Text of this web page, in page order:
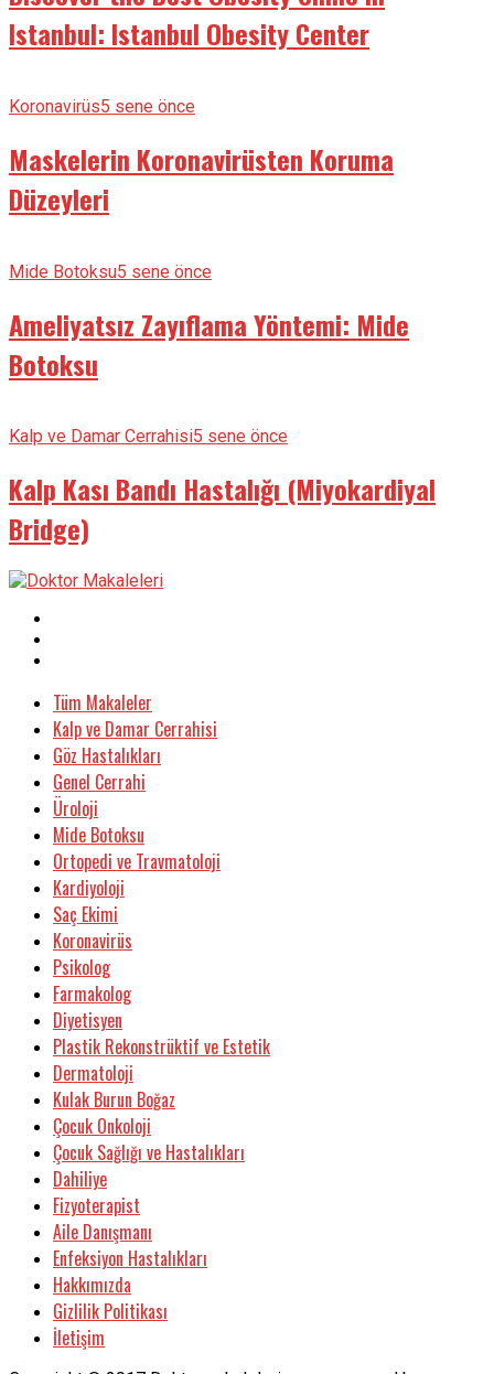
Istanbul: Istanbul Obesity Center
Koronavirüs5 sene önce
Maskelerin Koronavirüsten Koruma
Düzeyleri
Mide Botoksu5 sene önce
Ameliyatsız Zayıflama Yöntemi: Mide
Botoksu
Kalp ve Damar Cerrahisi5 sene önce
Kalp Kası Bandı Hastalığı (Miyokardiyal
Bridge)
Tüm Makaleler
Kalp ve Damar Cerrahisi
Göz Hastalıkları
Genel Cerrahi
Üroloji
Mide Botoksu
Ortopedi ve Travmatoloji
Kardiyoloji
Saç Ekimi
Koronavirüs
Psikolog
Farmakolog
Diyetisyen
Plastik Rekonstrüktif ve Estetik
Dermatoloji
Kulak Burun Boğaz
Çocuk Onkoloji
Çocuk Sağlığı ve Hastalıkları
Dahiliye
Fizyoterapist
Aile Danışmanı
Enfeksiyon Hastalıkları
Hakkımızda
Gizlilik Politikası
İletişim